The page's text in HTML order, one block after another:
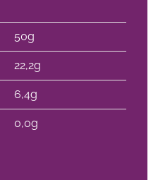
50g
22,2g
6,4g
0,0g